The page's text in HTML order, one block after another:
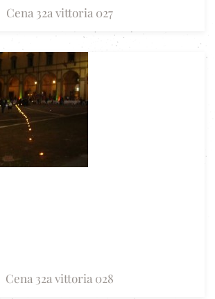
Cena 32a vittoria 027
Cena 32a vittoria 028